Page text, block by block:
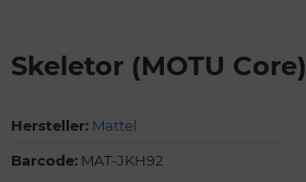
Skeletor (MOTU Core)
Hersteller: Mattel
Barcode: MAT-JKH92